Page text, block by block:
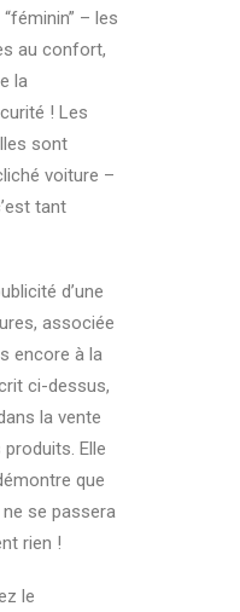
– les
au confort,
la
! Les
sont
voiture –
tant
d’une
associée
encore à la
ci-dessus,
la vente
Elle
que
se passera
rien !
le